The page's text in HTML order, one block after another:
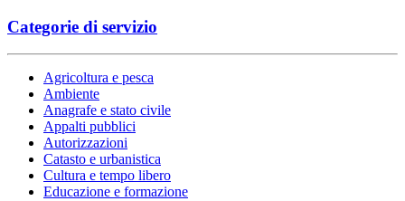
Categorie di servizio
Agricoltura e pesca
Ambiente
Anagrafe e stato civile
Appalti pubblici
Autorizzazioni
Catasto e urbanistica
Cultura e tempo libero
Educazione e formazione